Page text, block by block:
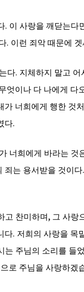
. 이 사랑을 깨닫는다
. 이런 죄악 때문에
다. 지체하지 말고 어
엇이나 다 나에게 다
가 너희에게 행한 것
다.
너희에게 바라는 것
죄는 용서받을 것이다.
고 찬미하며, 그 사랑
다. 저희의 사랑을 목
는 주님의 소리를 들
로 주님을 사랑하겠